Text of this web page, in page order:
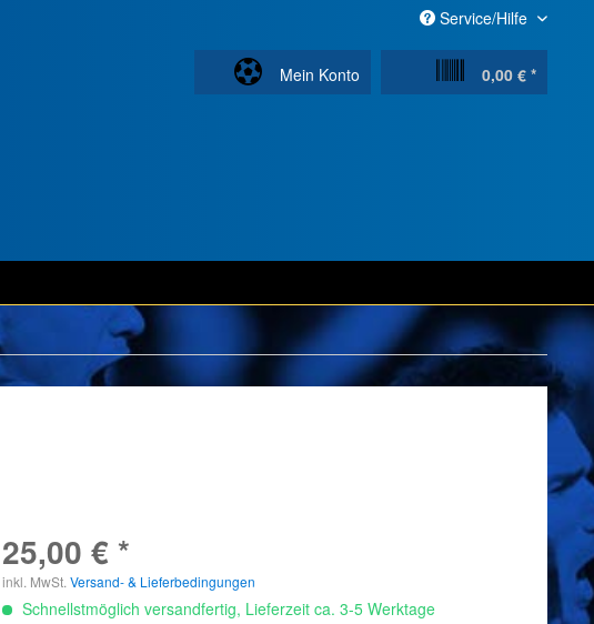
Service/Hilfe
Mein Konto 0,00 € *
25,00 € *
inkl. MwSt.Versand- & Lieferbedingungen
Schnellstmöglich versandfertig, Lieferzeit ca. 3-5 Werktage